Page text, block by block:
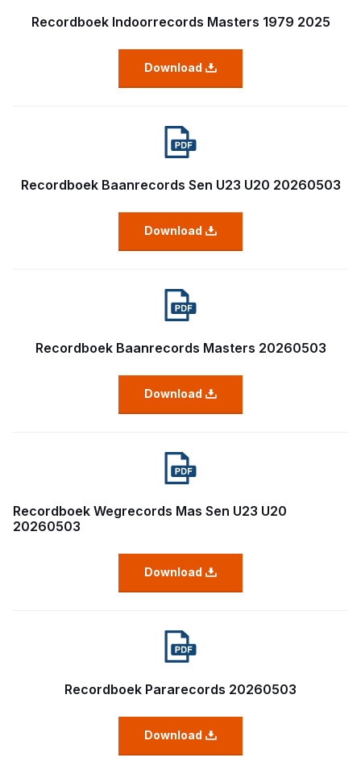
Recordboek Indoorrecords Masters 1979 2025
Download
Recordboek Baanrecords Sen U23 U20 20260503
Download
Recordboek Baanrecords Masters 20260503
Download
Recordboek Wegrecords Mas Sen U23 U20
20260503
Download
Recordboek Pararecords 20260503
Download